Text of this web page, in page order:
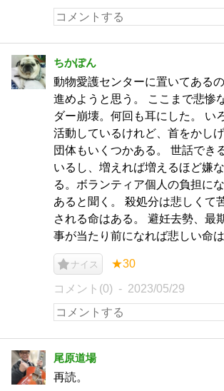
ちかぽん
動物愛護センターに置いてある
進めようと思う。 ここまで悲惨
ダー崩壊。何回も耳にした。 い
活動しているけれど、首をかし
団体もいくつかある。 世話でき
いるし、増えれば増えるほど嫌
る。ボランティア個人の負担に
あると聞く。 殺処分は悲しくて
される命はある。 避妊去勢、最
事が当たり前になれば悲しい命
ナイス ★30
コメント(0) 2023/05/29
尾原道場
再読。